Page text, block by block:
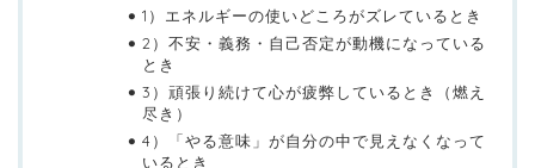
1）エネルギーの使いどころがズレているとき
2）不安・義務・自己否定が動機になっている
とき
3）頑張り続けて心が疲弊しているとき（燃え
尽き）
4）「やる意味」が自分の中で見えなくなって
いるとき